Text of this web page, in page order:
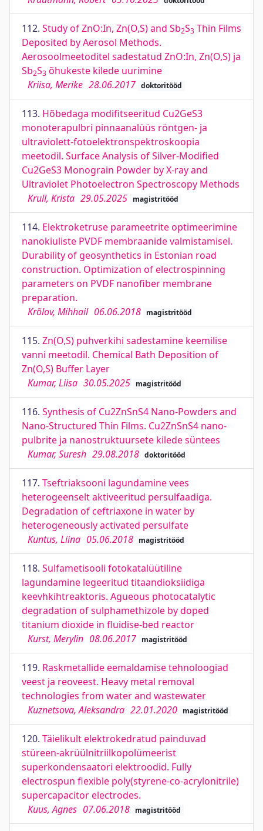
112. Study of ZnO:In, Zn(O,S) and Sb2S3 Thin Films
Deposited by Aerosol Methods.
Aerosoolmeetoditel sadestatud ZnO:In, Zn(O,S) ja
Sb2S3 õhukeste kilede uurimine
Kriisa, Merike 28.06.2017 doktoritööd
113. Hõbedaga modifitseeritud Cu2GeS3
monoterapulbri pinnaanalüüs röntgen- ja
ultraviolett-fotoelektronspektroskoopia
meetodil. Surface Analysis of Silver-Modified
Cu2GeS3 Monograin Powder by X-ray and
Ultraviolet Photoelectron Spectroscopy Methods
Krull, Krista 29.05.2025 magistritööd
114. Elektroketruse parameetrite optimeerimine
nanokiuliste PVDF membraanide valmistamisel.
Durability of geosynthetics in Estonian road
construction. Optimization of electrospinning
parameters on PVDF nanofiber membrane
preparation.
Krõlov, Mihhail 06.06.2018 magistritööd
115. Zn(O,S) puhverkihi sadestamine keemilise
vanni meetodil. Chemical Bath Deposition of
Zn(O,S) Buffer Layer
Kumar, Liisa 30.05.2025 magistritööd
116. Synthesis of Cu2ZnSnS4 Nano-Powders and
Nano-Structured Thin Films. Cu2ZnSnS4 nano-
pulbrite ja nanostruktuursete kilede süntees
Kumar, Suresh 29.08.2018 doktoritööd
117. Tseftriaksooni lagundamine vees
heterogeenselt aktiveeritud persulfaadiga.
Degradation of ceftriaxone in water by
heterogeneously activated persulfate
Kuntus, Liina 05.06.2018 magistritööd
118. Sulfametisooli fotokatalüütiline
lagundamine legeeritud titaandioksiidiga
keevhkihtreaktoris. Agueous photocatalytic
degradation of sulphamethizole by doped
titanium dioxide in fluidise-bed reactor
Kurst, Merylin 08.06.2017 magistritööd
119. Raskmetallide eemaldamise tehnoloogiad
veest ja reoveest. Heavy metal removal
technologies from water and wastewater
Kuznetsova, Aleksandra 22.01.2020 magistritööd
120. Täielikult elektrokedratud painduvad
stüreen-akrüülnitriilkopolümeerist
superkondensaatori elektroodid. Fully
electrospun flexible poly(styrene-co-acrylonitrile)
supercapacitor electrodes.
Kuus, Agnes 07.06.2018 magistritööd